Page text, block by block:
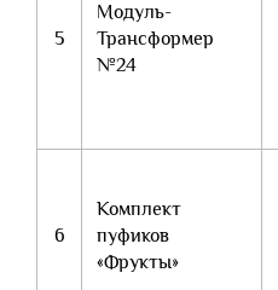
5
Модуль-
Трансформер
№24
6
Комплект
пуфиков
«Фрукты»